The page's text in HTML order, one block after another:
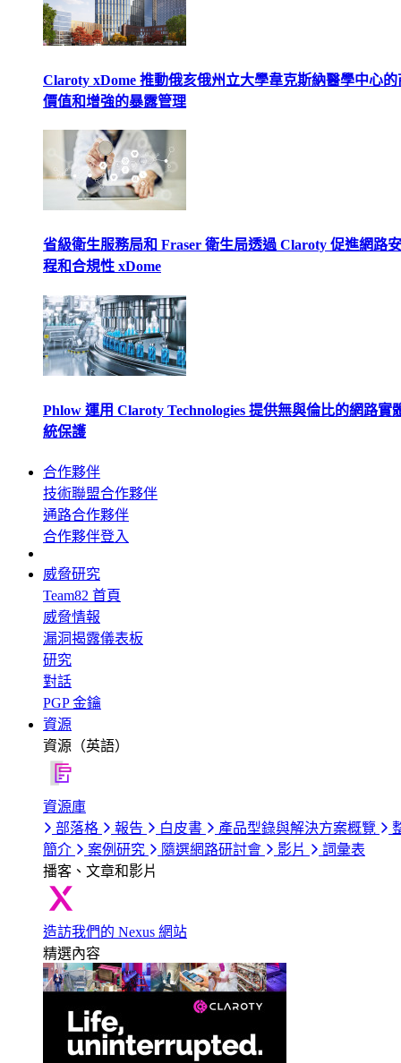
Claroty xDome 推動俄亥俄州立大學韋克斯納醫學中心的
價值和增強的暴露管理
省級衛生服務局和 Fraser 衛生局透過 Claroty 促進網路
程和合規性 xDome
Phlow 運用 Claroty Technologies 提供無與倫比的網路實
統保護
合作夥伴
技術聯盟合作夥伴
通路合作夥伴
合作夥伴登入
威脅研究
Team82 首頁
威脅情報
漏洞揭露儀表板
研究
對話
PGP 金鑰
資源
資源（英語）
資源庫
部落格
報告 白皮書 產品型錄與解決方案概覽
簡介
案例研究 隨選網路研討會 影片
詞彙表
播客、文章和影片
造訪我們的 Nexus 網站
精選內容